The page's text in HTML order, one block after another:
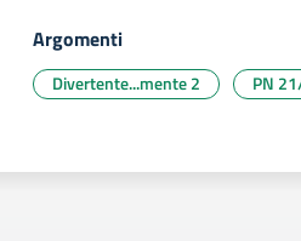
Argomenti
Divertente...mente 2 PN